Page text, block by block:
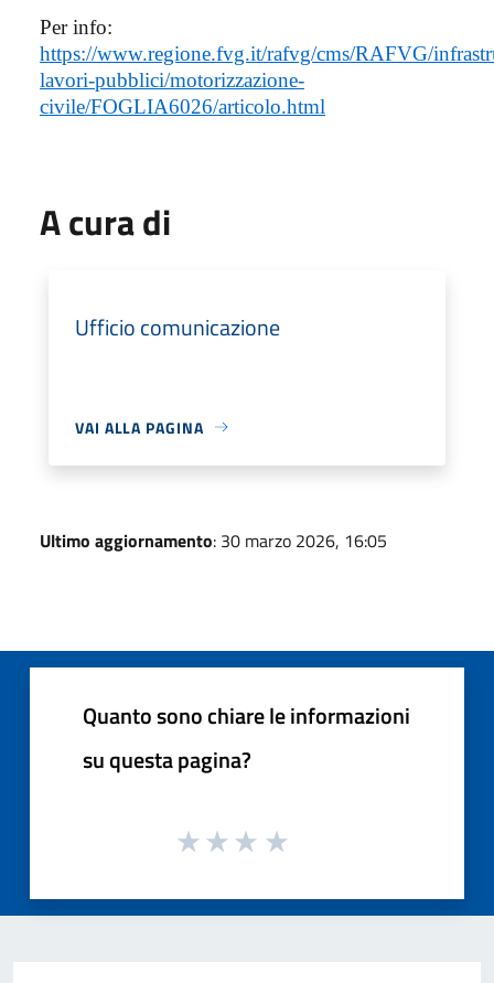
Per info:
https://www.regione.fvg.it/rafvg/cms/RAFVG/
lavori-pubblici/motorizzazione-
civile/FOGLIA6026/articolo.html
A cura di
Ufficio comunicazione
VAI ALLA PAGINA
Ultimo aggiornamento: 30 marzo 2026, 16:05
Quanto sono chiare le informazioni
su questa pagina?